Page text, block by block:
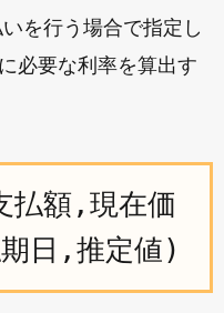
を行う場合で指定し
必要な利率を算出す
払額,現在価
日,推定値)